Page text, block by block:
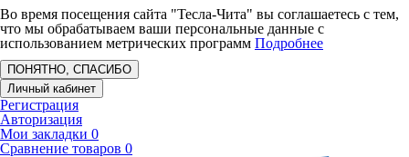
Во время посещения сайта "Тесла-Чита" вы соглашаетесь с тем,
что мы обрабатываем ваши персональные данные с
использованием метрических программ Подробнее
ПОНЯТНО, СПАСИБО
Личный кабинет
Регистрация
Авторизация
Мои закладки 0
Сравнение товаров 0